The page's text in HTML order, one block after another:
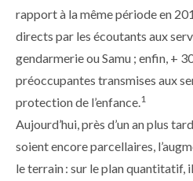
rapport à la même période en
directs par les écoutants aux
gendarmerie ou Samu ; enfin, +
préoccupantes transmises aux
protection de l’enfance.1
Aujourd’hui, près d’un an plus
soient encore parcellaires,
le terrain : sur le plan quantitatif,